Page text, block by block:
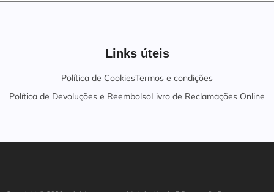
Links úteis
Política de CookiesTermos e condições
Política de Devoluções e ReembolsoLivro de Reclamações Online